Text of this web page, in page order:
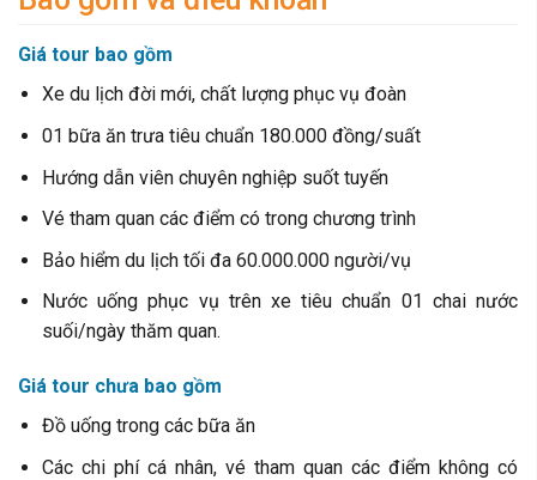
Giá tour bao gồm
Xe du lịch đời mới, chất lượng phục vụ đoàn
01 bữa ăn trưa tiêu chuẩn 180.000 đồng/suất
Hướng dẫn viên chuyên nghiệp suốt tuyến
Vé tham quan các điểm có trong chương trình
Bảo hiểm du lịch tối đa 60.000.000 người/vụ
Nước uống phục vụ trên xe tiêu chuẩn 01 chai nước
suối/ngày thăm quan.
Giá tour chưa bao gồm
Đồ uống trong các bữa ăn
Các chi phí cá nhân, vé tham quan các điểm không có